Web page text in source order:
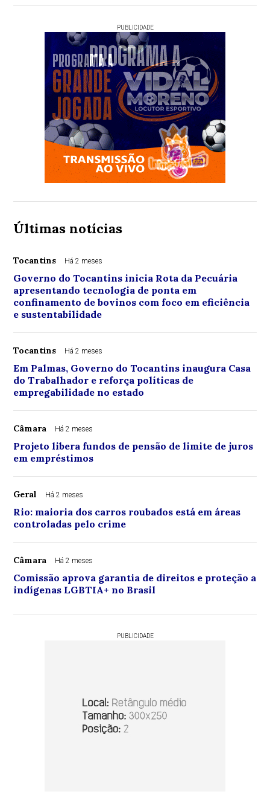
PUBLICIDADE
Últimas notícias
Tocantins Há 2 meses
Governo do Tocantins inicia Rota da Pecuária
apresentando tecnologia de ponta em
confinamento de bovinos com foco em eficiência
e sustentabilidade
Tocantins Há 2 meses
Em Palmas, Governo do Tocantins inaugura Casa
do Trabalhador e reforça políticas de
empregabilidade no estado
Câmara Há 2 meses
Projeto libera fundos de pensão de limite de juros
em empréstimos
Geral Há 2 meses
Rio: maioria dos carros roubados está em áreas
controladas pelo crime
Câmara Há 2 meses
Comissão aprova garantia de direitos e proteção a
indígenas LGBTIA+ no Brasil
PUBLICIDADE